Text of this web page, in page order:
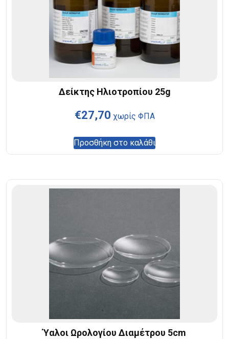
Δείκτης Ηλιοτροπίου 25g
€27,70 χωρίς ΦΠΑ
Προσθήκη στο καλάθι
Ύαλοι Ωρολογίου Διαμέτρου 5cm